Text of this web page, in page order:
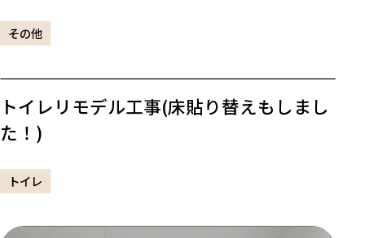
その他
トイレリモデル工事(床貼り替えもしまし
た！)
トイレ